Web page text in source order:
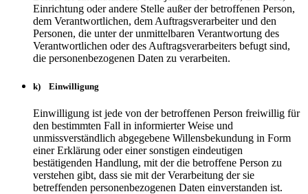
Einrichtung oder andere Stelle außer der betroffenen Person,
dem Verantwortlichen, dem Auftragsverarbeiter und den
Personen, die unter der unmittelbaren Verantwortung des
Verantwortlichen oder des Auftragsverarbeiters befugt sind,
die personenbezogenen Daten zu verarbeiten.
k) Einwilligung
Einwilligung ist jede von der betroffenen Person freiwillig für
den bestimmten Fall in informierter Weise und
unmissverständlich abgegebene Willensbekundung in Form
einer Erklärung oder einer sonstigen eindeutigen
bestätigenden Handlung, mit der die betroffene Person zu
verstehen gibt, dass sie mit der Verarbeitung der sie
betreffenden personenbezogenen Daten einverstanden ist.